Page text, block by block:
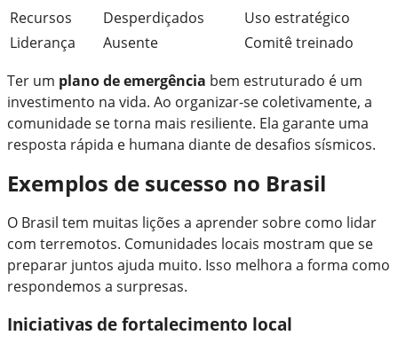
Recursos
Desperdiçados
Uso estratégico
Liderança
Ausente
Comitê treinado
Ter um plano de emergência bem estruturado é um
investimento na vida. Ao organizar-se coletivamente, a
comunidade se torna mais resiliente. Ela garante uma
resposta rápida e humana diante de desafios sísmicos.
Exemplos de sucesso no Brasil
O Brasil tem muitas lições a aprender sobre como lidar
com terremotos. Comunidades locais mostram que se
preparar juntos ajuda muito. Isso melhora a forma como
respondemos a surpresas.
Iniciativas de fortalecimento local